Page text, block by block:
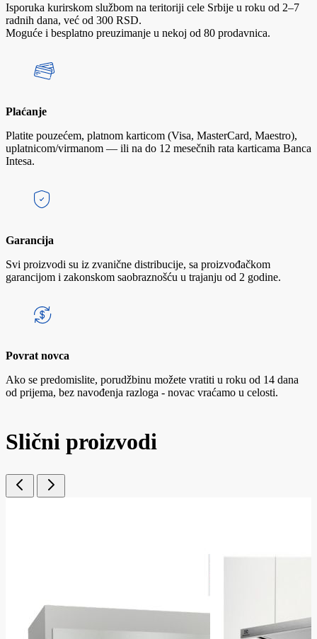
Isporuka kurirskom službom na teritoriji cele Srbije u roku od 2–7
radnih dana, već od 300 RSD.
Moguće i besplatno preuzimanje u nekoj od 80 prodavnica.
Plaćanje
Platite pouzećem, platnom karticom (Visa, MasterCard, Maestro),
uplatnicom/virmanom — ili na do 12 mesečnih rata karticama Banca
Intesa.
Garancija
Svi proizvodi su iz zvanične distribucije, sa proizvođačkom
garancijom i zakonskom saobraznošću u trajanju od 2 godine.
Povrat novca
Ako se predomislite, porudžbinu možete vratiti u roku od 14 dana
od prijema, bez navođenja razloga - novac vraćamo u celosti.
Slični proizvodi